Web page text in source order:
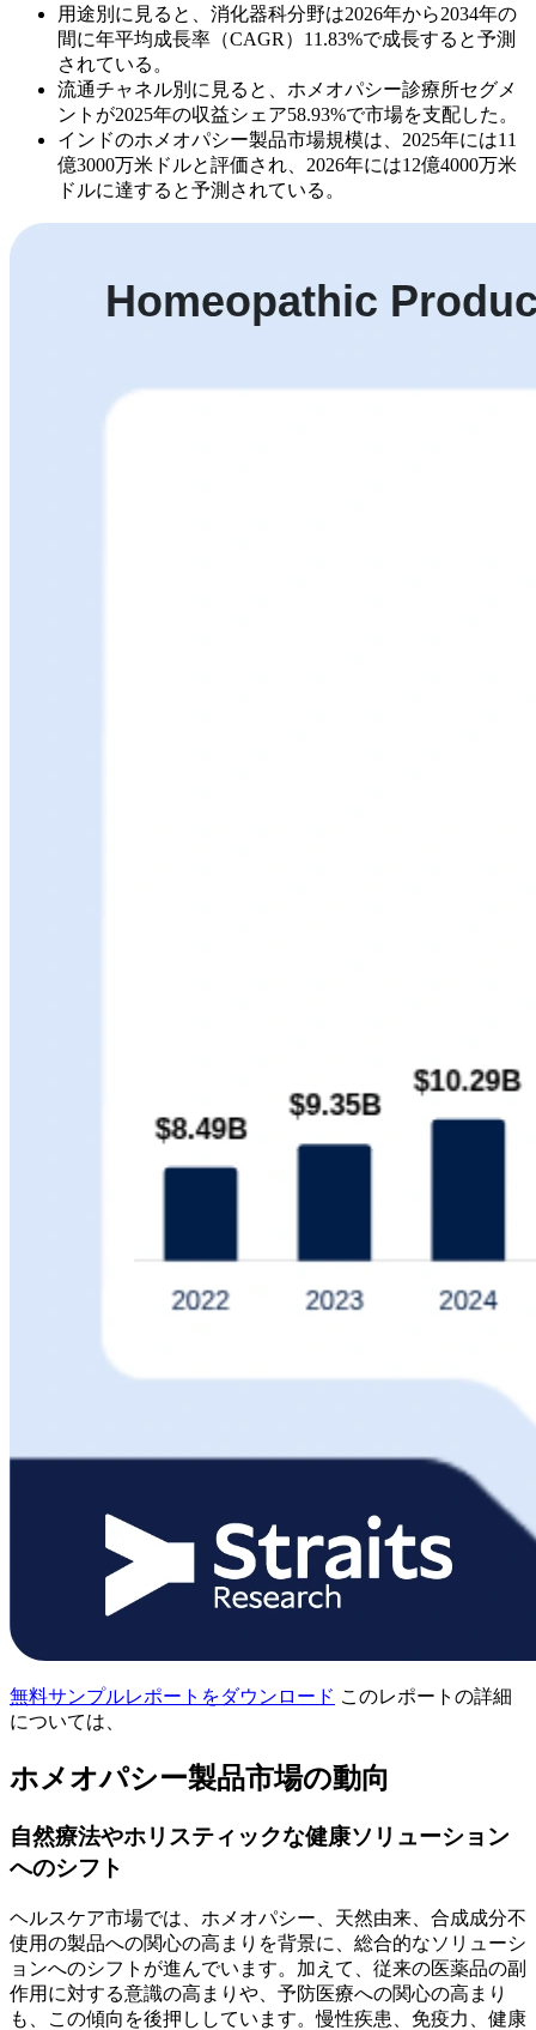
用途別に見ると、消化器科分野は2026年から2034年の
間に年平均成長率（CAGR）11.83%で成長すると予測
されている。
流通チャネル別に見ると、ホメオパシー診療所セグメ
ントが2025年の収益シェア58.93%で市場を支配した。
インドのホメオパシー製品市場規模は、2025年には11
億3000万米ドルと評価され、2026年には12億4000万米
ドルに達すると予測されている。
無料サンプルレポートをダウンロード このレポートの詳細
については、
ホメオパシー製品市場の動向
自然療法やホリスティックな健康ソリューション
へのシフト
ヘルスケア市場では、ホメオパシー、天然由来、合成成分不
使用の製品への関心の高まりを背景に、総合的なソリューシ
ョンへのシフトが進んでいます。加えて、従来の医薬品の副
作用に対する意識の高まりや、予防医療への関心の高まり
も、この傾向を後押ししています。慢性疾患、免疫力、健康